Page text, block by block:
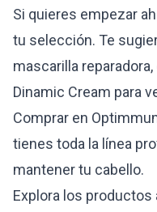
Si quieres empezar
tu selección. Te
mascarilla
Dinamic Cream para
Comprar en
tienes toda la línea
mantener tu cabello.
Explora los productos